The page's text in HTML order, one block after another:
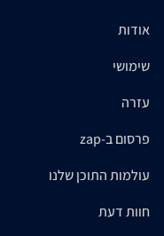
אודות
שימושי
עזרה
פרסום ב-zap
עולמות התוכן שלנו
חוות דעת